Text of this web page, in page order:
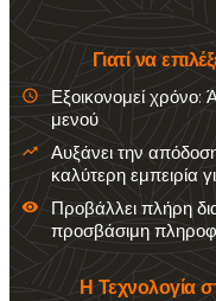
Γιατί να
schedule Εξοικονομεί χρόνο:
μενού
trending_up Αυξάνει την
καλύτερη εμπειρία
visibility Προβάλλει πλήρη
προσβάσιμη
Η Τεχνολογία